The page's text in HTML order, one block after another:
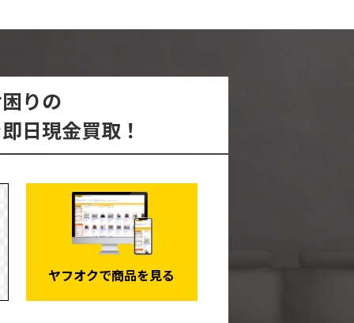
りの
日現金買取！
ヤフオクで商品を見る